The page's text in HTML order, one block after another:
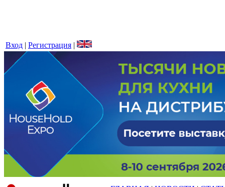
Вход | Регистрация |